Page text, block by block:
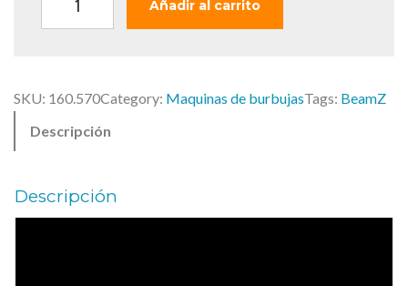
a
1
7
0
z
B
0
Añadir al carrito
SKU: 160.570Category: Maquinas de burbujasTags: BeamZ
Descripción
Descripción